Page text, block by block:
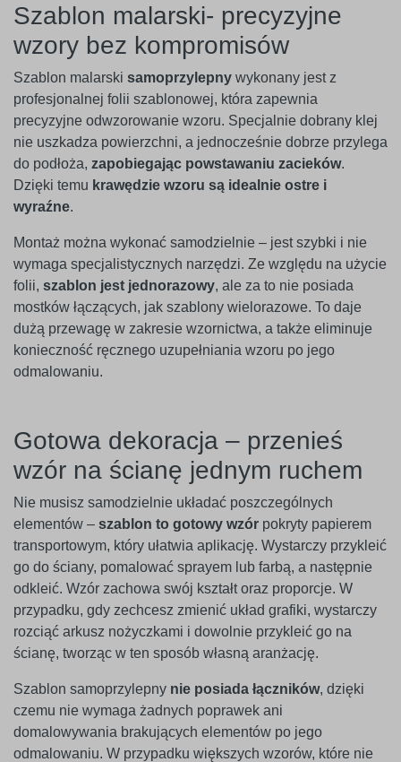
Szablon malarski- precyzyjne
wzory bez kompromisów
Szablon malarski samoprzylepny wykonany jest z
profesjonalnej folii szablonowej, która zapewnia
precyzyjne odwzorowanie wzoru. Specjalnie dobrany klej
nie uszkadza powierzchni, a jednocześnie dobrze przylega
do podłoża, zapobiegając powstawaniu zacieków.
Dzięki temu krawędzie wzoru są idealnie ostre i
wyraźne.
Montaż można wykonać samodzielnie – jest szybki i nie
wymaga specjalistycznych narzędzi. Ze względu na użycie
folii, szablon jest jednorazowy, ale za to nie posiada
mostków łączących, jak szablony wielorazowe. To daje
dużą przewagę w zakresie wzornictwa, a także eliminuje
konieczność ręcznego uzupełniania wzoru po jego
odmalowaniu.
Gotowa dekoracja – przenieś
wzór na ścianę jednym ruchem
Nie musisz samodzielnie układać poszczególnych
elementów – szablon to gotowy wzór pokryty papierem
transportowym, który ułatwia aplikację. Wystarczy przykleić
go do ściany, pomalować sprayem lub farbą, a następnie
odkleić. Wzór zachowa swój kształt oraz proporcje. W
przypadku, gdy zechcesz zmienić układ grafiki, wystarczy
rozciąć arkusz nożyczkami i dowolnie przykleić go na
ścianę, tworząc w ten sposób własną aranżację.
Szablon samoprzylepny nie posiada łączników, dzięki
czemu nie wymaga żadnych poprawek ani
domalowywania brakujących elementów po jego
odmalowaniu. W przypadku większych wzorów, które nie